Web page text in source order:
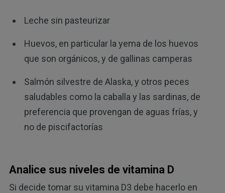
Leche sin pasteurizar
Huevos, en particular la yema de los huevos
que son orgánicos, y de gallinas camperas
Salmón silvestre de Alaska, y otros peces
saludables como la caballa y las sardinas, de
preferencia que provengan de aguas frías, y
no de piscifactorías
Analice sus niveles de vitamina D
Si decide tomar su vitamina D3 debe hacerlo en